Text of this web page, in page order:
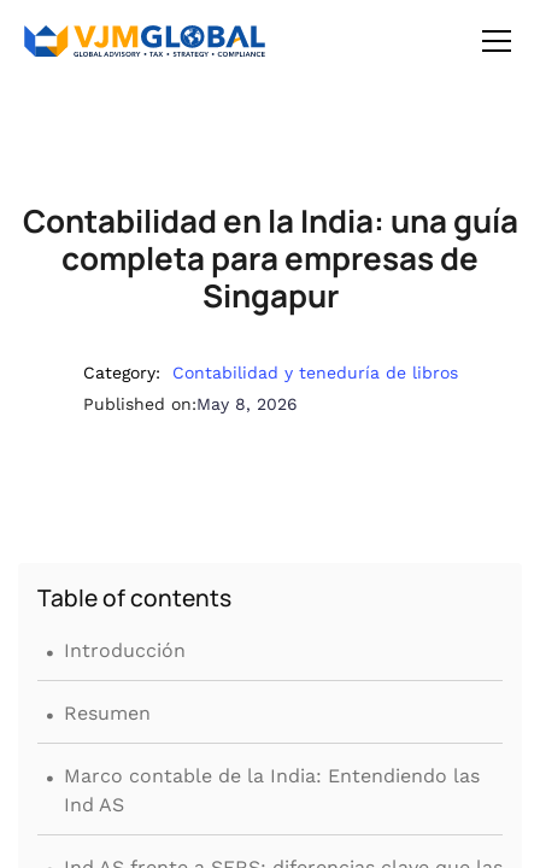
Contabilidad en la India: una guía
completa para empresas de
Singapur
Category:
Contabilidad y teneduría de libros
Published on:May 8, 2026
Table of contents
. Introducción
. Resumen
. Marco contable de la India: Entendiendo las
Ind AS